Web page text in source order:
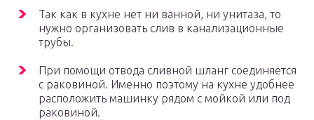
Так как в кухне нет ни ванной, ни унитаза, то
нужно организовать слив в канализационные
трубы.
При помощи отвода сливной шланг соединяется
с раковиной. Именно поэтому на кухне удобнее
расположить машинку рядом с мойкой или под
раковиной.